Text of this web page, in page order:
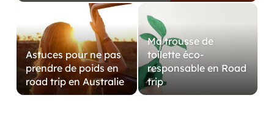
Astuces pour ne pas
prendre de poids en
road trip en Australie
Ma trousse de
toilette éco-
responsable en Road
trip